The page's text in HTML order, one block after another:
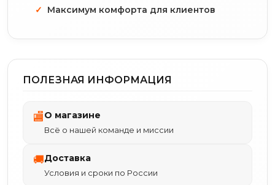
Максимум комфорта для клиентов
ПОЛЕЗНАЯ ИНФОРМАЦИЯ
🏬О магазине
Всё о нашей команде и миссии
🚚Доставка
Условия и сроки по России